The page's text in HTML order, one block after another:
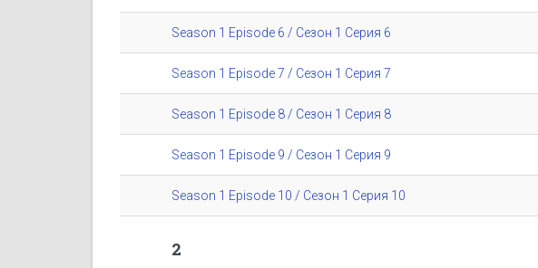
Season 1 Episode 6 / Сезон 1 Серия 6
Season 1 Episode 7 / Сезон 1 Серия 7
Season 1 Episode 8 / Сезон 1 Серия 8
Season 1 Episode 9 / Сезон 1 Серия 9
Season 1 Episode 10 / Сезон 1 Серия 10
2